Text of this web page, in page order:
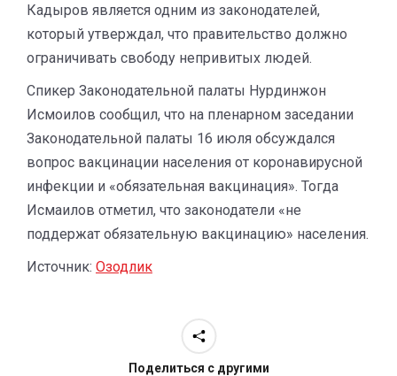
Кадыров является одним из законодателей,
который утверждал, что правительство должно
ограничивать свободу непривитых людей.
Спикер Законодательной палаты Нурдинжон
Исмоилов сообщил, что на пленарном заседании
Законодательной палаты 16 июля обсуждался
вопрос вакцинации населения от коронавирусной
инфекции и «обязательная вакцинация». Тогда
Исмаилов отметил, что законодатели «не
поддержат обязательную вакцинацию» населения.
Источник: Озодлик
Поделиться с другими